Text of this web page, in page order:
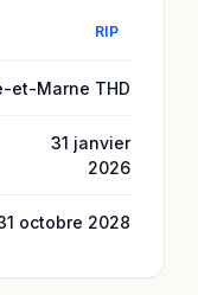
RIP
et-Marne THD
31 janvier
2026
octobre 2028